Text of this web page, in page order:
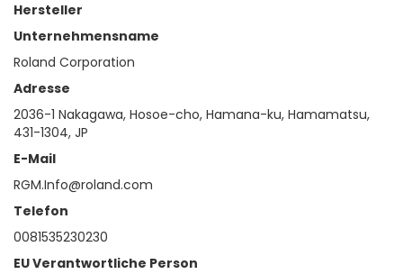
Hersteller
Unternehmensname
Roland Corporation
Adresse
2036-1 Nakagawa, Hosoe-cho, Hamana-ku, Hamamatsu,
431-1304, JP
E-Mail
RGM.Info@roland.com
Telefon
0081535230230
EU Verantwortliche Person